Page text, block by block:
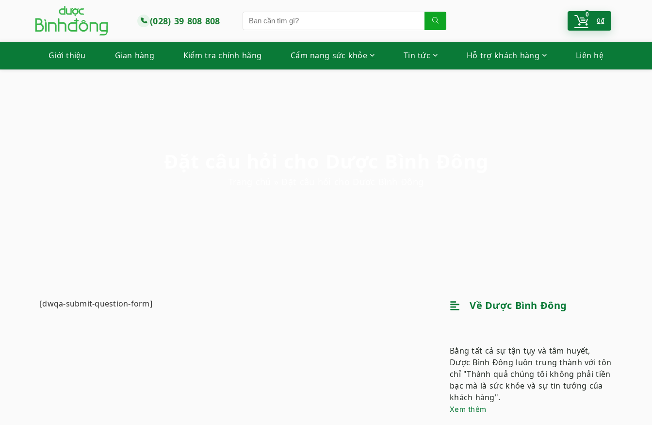
(028) 39 808 808
0
0₫
Giới thiệu Gian hàng Kiểm tra chính hãng Cẩm nang sức khỏe Tin tức Hỗ trợ khách hàng Liên hệ
[dwqa-submit-question-form] Về Dược Bình Đông
Bằng tất cả sự tận tụy và tâm huyết,
Dược Bình Đông luôn trung thành với tôn
chỉ "Thành quả chúng tôi không phải tiền
bạc mà là sức khỏe và sự tin tưởng của
khách hàng".
Xem thêm